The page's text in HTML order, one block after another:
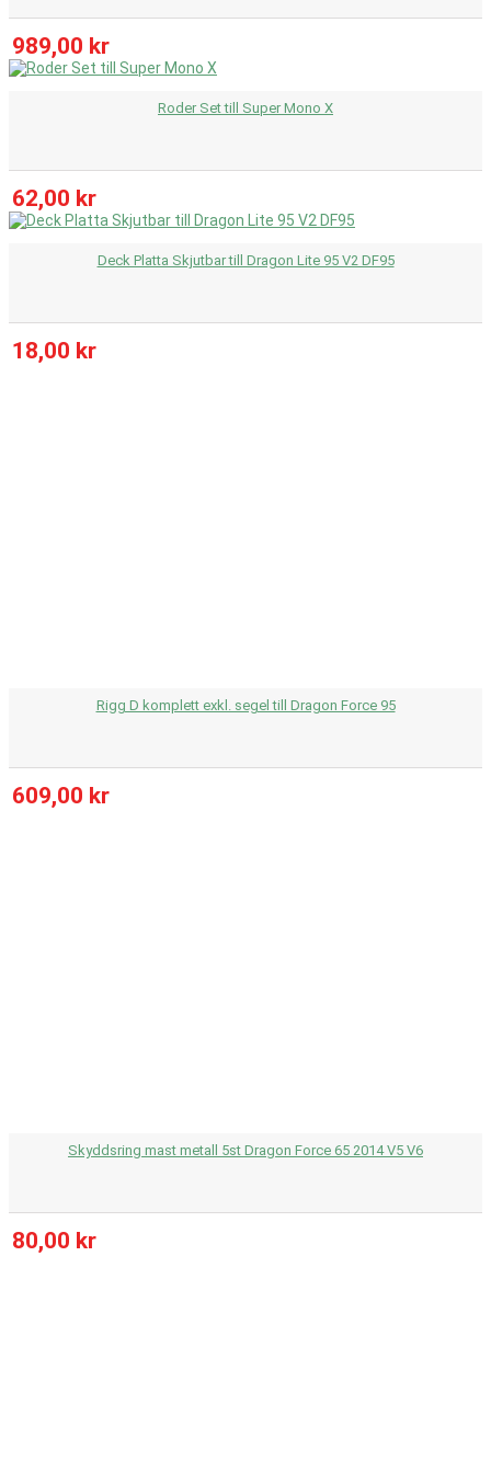
989,00 kr
Roder Set till Super Mono X
62,00 kr
Deck Platta Skjutbar till Dragon Lite 95 V2 DF95
18,00 kr
Rigg D komplett exkl. segel till Dragon Force 95
609,00 kr
Skyddsring mast metall 5st Dragon Force 65 2014 V5 V6
80,00 kr